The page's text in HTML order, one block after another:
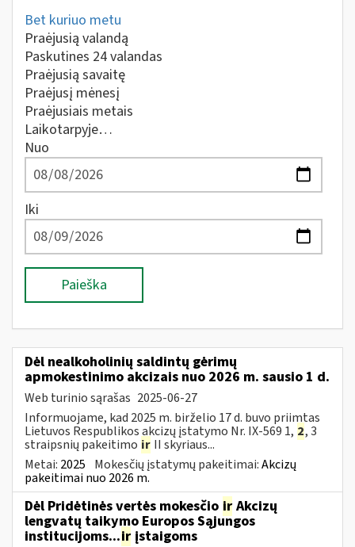
Bet kuriuo metu
Praėjusią valandą
Paskutines 24 valandas
Praėjusią savaitę
Praėjusį mėnesį
Praėjusiais metais
Laikotarpyje…
Nuo
Iki
Paieška
Dėl nealkoholinių saldintų gėrimų
apmokestinimo akcizais nuo 2026 m. sausio 1 d.
Web turinio sąrašas 2025-06-27
Informuojame, kad 2025 m. birželio 17 d. buvo priimtas
Lietuvos Respublikos akcizų įstatymo Nr. IX-569 1, 2, 3
straipsnių pakeitimo ir II skyriaus...
Metai: 2025 Mokesčių įstatymų pakeitimai:Akcizų
pakeitimai nuo 2026 m.
Dėl Pridėtinės vertės mokesčio ir Akcizų
lengvatų taikymo Europos Sąjungos
institucijoms...ir įstaigoms